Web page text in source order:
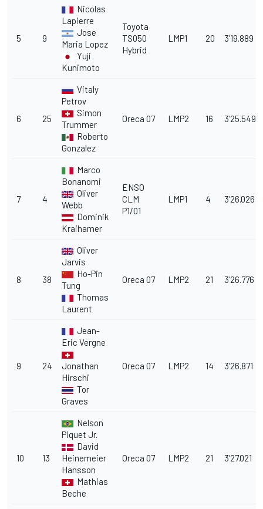
5 9
Nicolas
Lapierre
Jose
Maria Lopez
Yuji
Kunimoto
Toyota
TS050
Hybrid
LMP1 20 3'19.889
6 25
Vitaly
Petrov
Simon
Trummer
Roberto
Gonzalez
Oreca 07 LMP2 16 3'25.549
7 4
Marco
Bonanomi
Oliver
Webb
Dominik
Kraihamer
ENSO
CLM
P1/01
LMP1 4 3'26.026
8 38
Oliver
Jarvis
Ho-Pin
Tung
Thomas
Laurent
Oreca 07 LMP2 21 3'26.776
9 24
Jean-
Eric Vergne
Jonathan
Hirschi
Tor
Graves
Oreca 07 LMP2 14 3'26.871
10 13
Nelson
Piquet Jr.
David
Heinemeier
Hansson
Mathias
Beche
Oreca 07 LMP2 21 3'27.021